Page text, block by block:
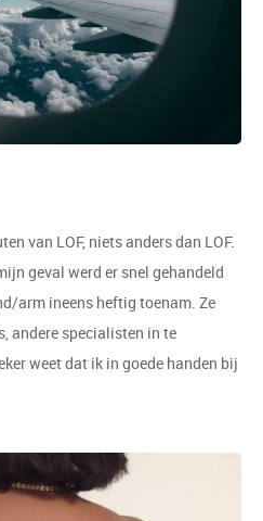
van LOF, niets anders dan LOF.
geval werd er snel gehandeld
arm ineens heftig toenam. Ze
andere specialisten in te
weet dat ik in goede handen bij